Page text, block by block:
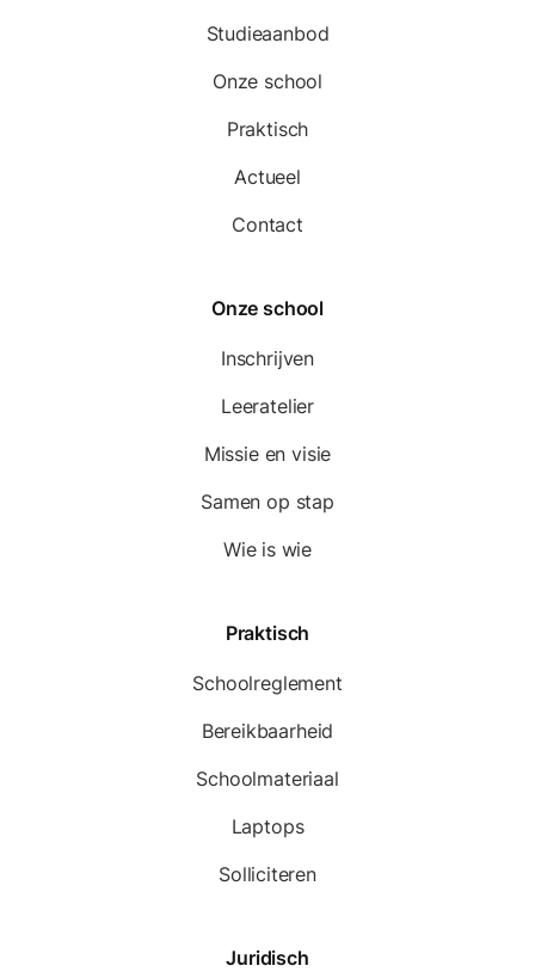
Studieaanbod
Onze school
Praktisch
Actueel
Contact
Onze school
Inschrijven
Leeratelier
Missie en visie
Samen op stap
Wie is wie
Praktisch
Schoolreglement
Bereikbaarheid
Schoolmateriaal
Laptops
Solliciteren
Juridisch